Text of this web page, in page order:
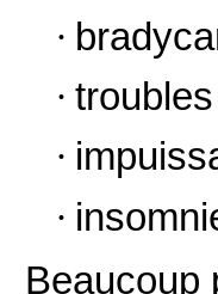
·
·
·
·
Beaucoup